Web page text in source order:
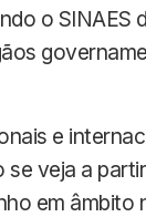
o SINAES
e
veja a
em âmbito